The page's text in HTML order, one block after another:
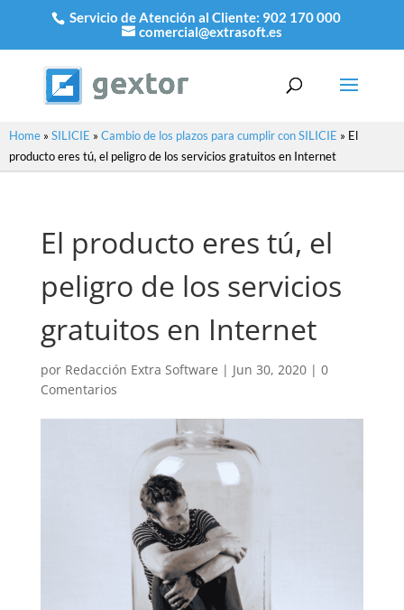
Servicio de Atención al Cliente: 902 170 000
comercial@extrasoft.es
Home » SILICIE » Cambio de los plazos para cumplir con SILICIE » El
producto eres tú, el peligro de los servicios gratuitos en Internet
El producto eres tú, el
peligro de los servicios
gratuitos en Internet
por Redacción Extra Software | Jun 30, 2020| 0
Comentarios